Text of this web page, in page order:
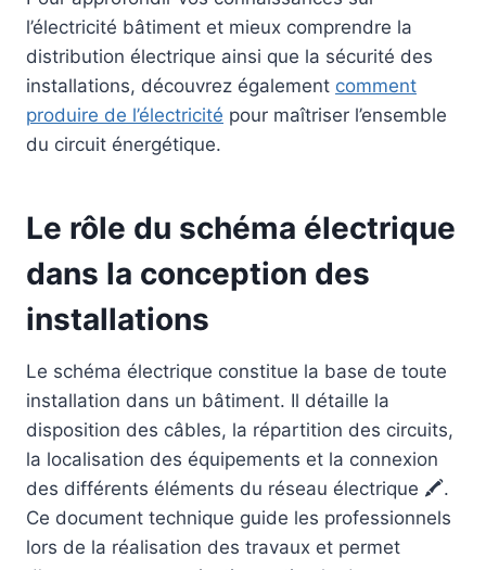
l’électricité bâtiment et mieux comprendre la
distribution électrique ainsi que la sécurité des
installations, découvrez également comment
produire de l’électricité pour maîtriser l’ensemble
du circuit énergétique.
Le rôle du schéma électrique
dans la conception des
installations
Le schéma électrique constitue la base de toute
installation dans un bâtiment. Il détaille la
disposition des câbles, la répartition des circuits,
la localisation des équipements et la connexion
des différents éléments du réseau électrique 🖍️.
Ce document technique guide les professionnels
lors de la réalisation des travaux et permet